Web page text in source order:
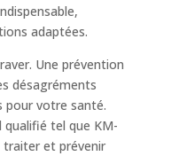
adaptées.
Une prévention
désagréments
pour votre santé.
qualifié tel que KM-
traiter et prévenir